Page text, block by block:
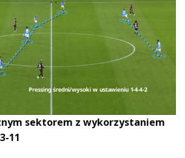
sektorem z wykorzystaniem
11